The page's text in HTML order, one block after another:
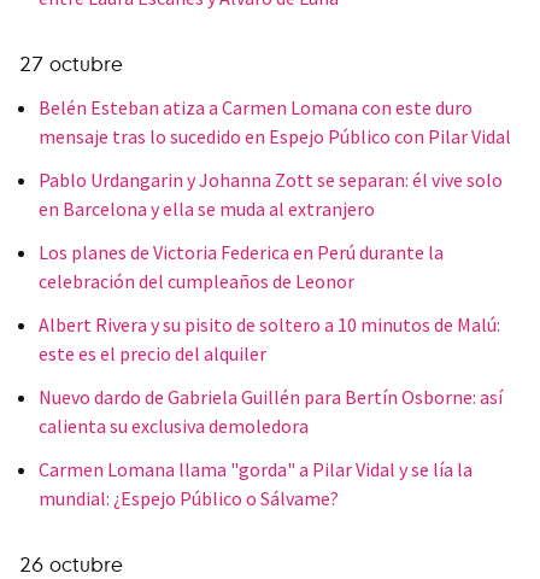
27 octubre
Belén Esteban atiza a Carmen Lomana con este duro
mensaje tras lo sucedido en Espejo Público con Pilar Vidal
Pablo Urdangarin y Johanna Zott se separan: él vive solo
en Barcelona y ella se muda al extranjero
Los planes de Victoria Federica en Perú durante la
celebración del cumpleaños de Leonor
Albert Rivera y su pisito de soltero a 10 minutos de Malú:
este es el precio del alquiler
Nuevo dardo de Gabriela Guillén para Bertín Osborne: así
calienta su exclusiva demoledora
Carmen Lomana llama "gorda" a Pilar Vidal y se lía la
mundial: ¿Espejo Público o Sálvame?
26 octubre